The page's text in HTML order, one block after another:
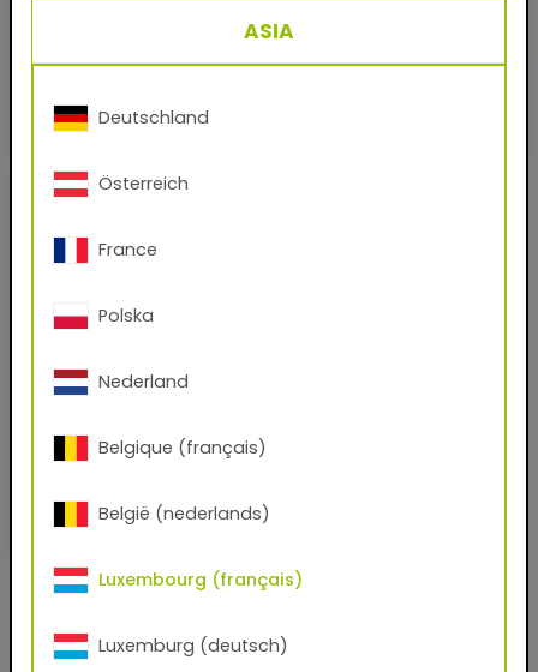
env. RAL 1036 Or nacré
QUALICOAT
env. RAL 9023 Gris foncé nacré
68/90761
env. RAL 1035 Beige nacré
QUALICOAT
suppléments.
ASIA
Deutschland
Österreich
France
Polska
Nederland
Belgique (français)
België (nederlands)
Luxembourg (français)
Luxemburg (deutsch)